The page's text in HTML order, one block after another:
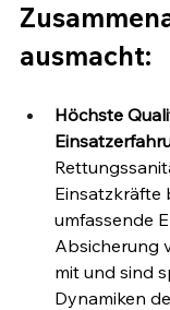
ausmacht:
Höchste
Einsatzkräfte
umfassende
Absicherung
mit und sind
Dynamiken